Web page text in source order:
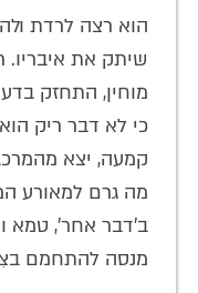
הוא רצה לרדת
שיתק את איבריו.
מוחין, התחזק
כי לא דבר ריק
קמעה, יצא
מה גרם למאורע
ב'דבר אחר', טמא
מנסה להתחמם